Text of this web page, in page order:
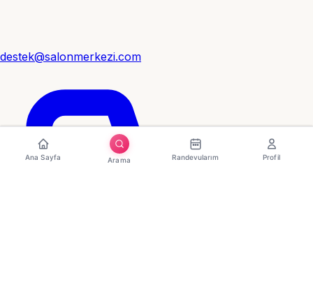
destek@salonmerkezi.com
Ana Sayfa Arama Randevularım Profil